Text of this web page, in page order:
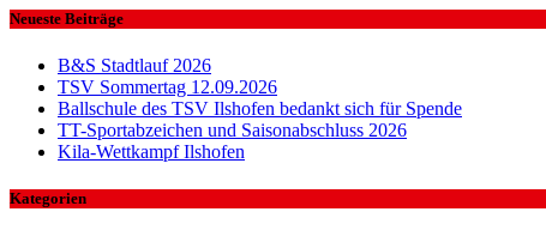
Neueste Beiträge
B&S Stadtlauf 2026
TSV Sommertag 12.09.2026
Ballschule des TSV Ilshofen bedankt sich für Spende
TT-Sportabzeichen und Saisonabschluss 2026
Kila-Wettkampf Ilshofen
Kategorien